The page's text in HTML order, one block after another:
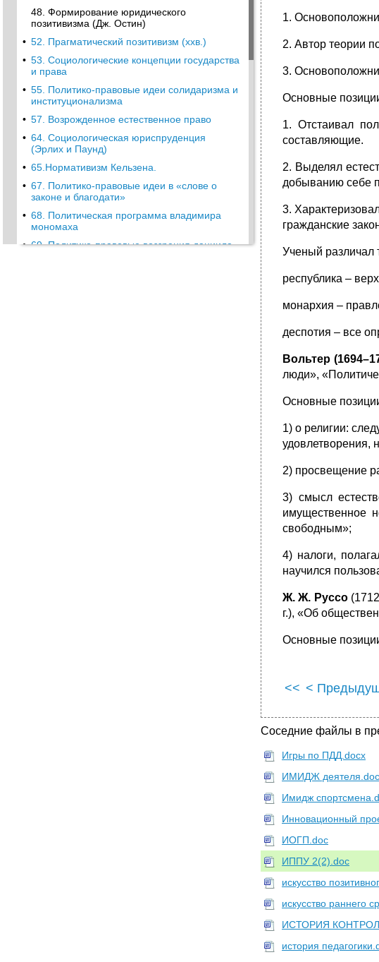
48. Формирование юридического
позитивизма (Дж. Остин)
• 52. Прагматический позитивизм (ххв.)
• 53. Социологические концепции государства
и права
• 55. Политико-правовые идеи солидаризма и
институционализма
• 57. Возрожденное естественное право
• 64. Социологическая юриспруденция
(Эрлих и Паунд)
• 65.Нормативизм Кельзена.
• 67. Политико-правовые идеи в «слове о
законе и благодати»
• 68. Политическая программа владимира
мономаха
• 69. Политико-правовые воззрения даниила
1.
2. Автор теории
3.
Основные
1. Отстаивал
составляющие.
2. Выделял
добыванию себе
3.
гражданские
Ученый
республика –
монархия –
деспотия – все
Вольтер
люди»,
Основные
1) о религии:
удовлетворения,
2) просвещение
3) смысл
имущественное
свободным»;
4) налоги,
научился
Ж. Ж. Руссо
г.), «Об
Основные
<< <
Соседние файлы в
Игры по ПДД.docx
ИМИДЖ
Имидж
Инновационный
ИОГП.doc
ИППУ 2(2).doc
искусство
искусство раннего
ИСТОРИЯ
история